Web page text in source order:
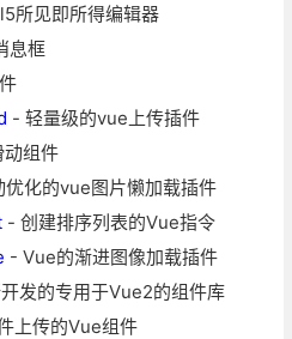
所见即所得编辑器
息框
- 轻量级的vue上传插件
组件
优化的vue图片懒加载插件
- 创建排序列表的Vue指令
- Vue的渐进图像加载插件
发的专用于Vue2的组件库
上传的Vue组件